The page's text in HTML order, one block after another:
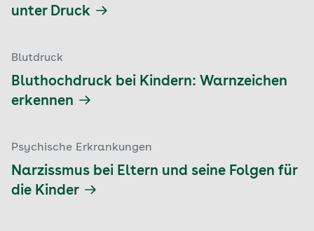
unter Druck
Blutdruck
Bluthochdruck bei Kindern: Warnzeichen
erkennen
Psychische Erkrankungen
Narzissmus bei Eltern und seine Folgen für
die Kinder